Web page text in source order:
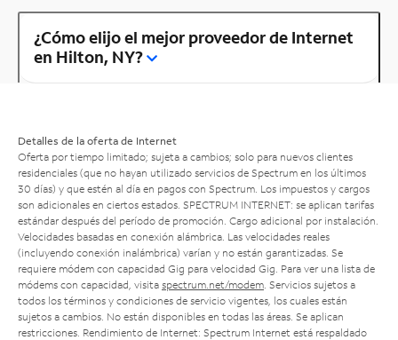
¿Cómo elijo el mejor proveedor de Internet
en Hilton, NY?
Detalles de la oferta de Internet
Oferta por tiempo limitado; sujeta a cambios; solo para nuevos clientes
residenciales (que no hayan utilizado servicios de Spectrum en los últimos
30 días) y que estén al día en pagos con Spectrum. Los impuestos y cargos
son adicionales en ciertos estados. SPECTRUM INTERNET: se aplican tarifas
estándar después del período de promoción. Cargo adicional por instalación.
Velocidades basadas en conexión alámbrica. Las velocidades reales
(incluyendo conexión inalámbrica) varían y no están garantizadas. Se
requiere módem con capacidad Gig para velocidad Gig. Para ver una lista de
módems con capacidad, visita spectrum.net/modem . Servicios sujetos a
todos los términos y condiciones de servicio vigentes, los cuales están
sujetos a cambios. No están disponibles en todas las áreas. Se aplican
restricciones. Rendimiento de Internet: Spectrum Internet está respaldado